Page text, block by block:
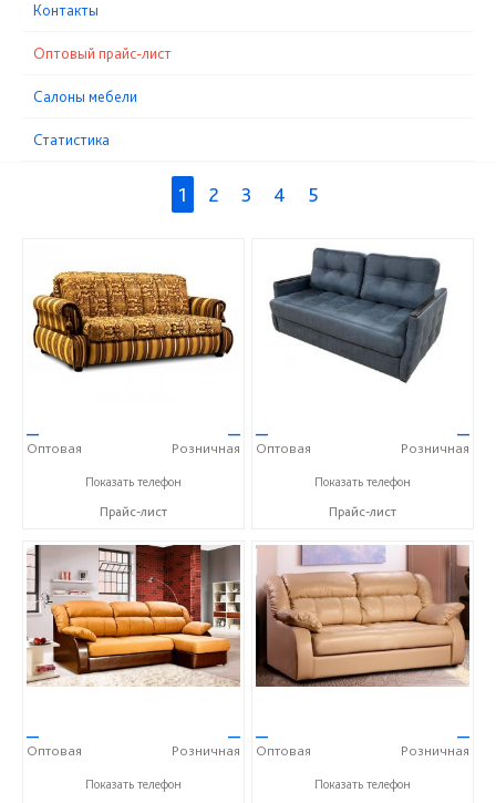
Контакты
Оптовый прайс-лист
Cалоны мебели
Статистика
1 2 3 4 5
—
Оптовая
—
Розничная
+7 (968) 793-83-07
Показать телефон
Прайс-лист
—
Оптовая
—
Розничная
+7 (968) 793-83-07
Показать телефон
Прайс-лист
—
Оптовая
—
Розничная
+7 (968) 793-83-07
Показать телефон
—
Оптовая
—
Розничная
+7 (968) 793-83-07
Показать телефон